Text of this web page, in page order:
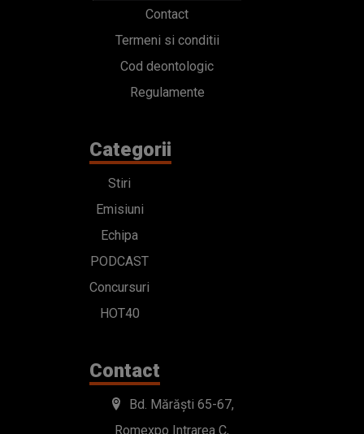
Contact
Termeni si conditii
Cod deontologic
Regulamente
Categorii
Stiri
Emisiuni
Echipa
PODCAST
Concursuri
HOT40
Contact
Bd. Mărăști 65-67,
Romexpo Intrarea C,